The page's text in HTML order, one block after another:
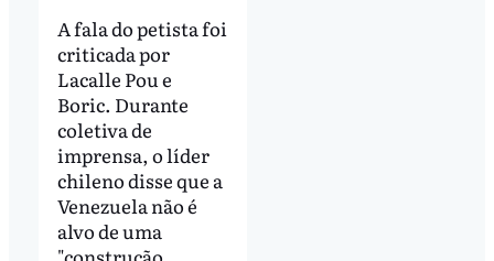
A fala do petista foi
criticada por
Lacalle Pou e
Boric. Durante
coletiva de
imprensa, o líder
chileno disse que a
Venezuela não é
alvo de uma